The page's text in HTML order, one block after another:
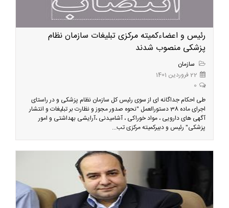
رئیس و اعضاءکمیته مرکزی تبلیغات سازمان نظام
پزشکی منصوب شدند
سازمان
22 فروردین 1401
0
طی احکام جداگانه ای از سوی رئیس کل سازمان نظام پزشکی و در راستای
اجرای ماده 38 دستورالعمل "نحوه صدور مجوز و نظارت بر تبلیغات و انتشار
آگهی های دارویی ، مواد خوراکی ، آشامیدنی ،آرایشی بهداشتی و امور
پزشکی" رئیس و دبیرکمیته مرکزی تب...